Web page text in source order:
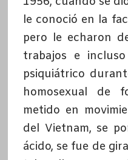
le conoció en la
pero le echaron
trabajos e
psiquiátrico
homosexual de
metido en
del Vietnam, se
ácido, se fue de